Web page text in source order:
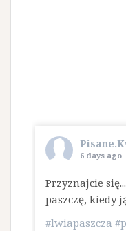
6 days ago
Przyznajcie
paszczę, kiedy
#lwiapaszcza